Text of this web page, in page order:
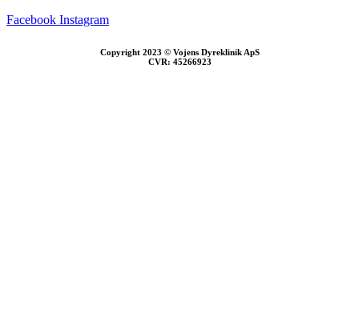
Facebook Instagram
Copyright 2023 © Vojens Dyreklinik ApS
CVR: 45266923